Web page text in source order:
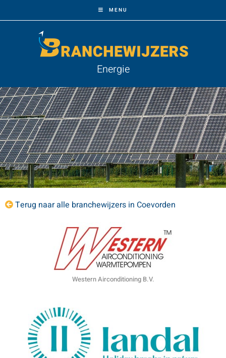
MENU
Energie
Terug naar alle branchewijzers in Coevorden
Western Airconditioning B.V.